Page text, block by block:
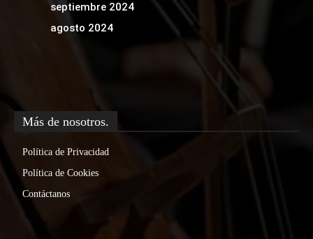
septiembre 2024
agosto 2024
Más de nosotros.
Política de Privacidad
Política de Cookies
Contáctanos